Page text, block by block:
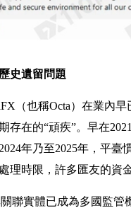
史遺留問題
（也稱Octa）在業內
在的“頑疾”。早在
年乃至2025年，平
理時限，許多匯友的資
聯實體已成為多國監管